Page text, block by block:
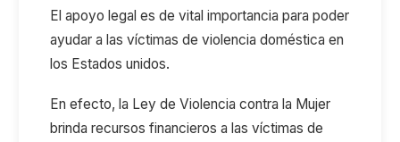
El apoyo legal es de vital importancia para poder
ayudar a las víctimas de violencia doméstica en
los Estados unidos.
En efecto, la Ley de Violencia contra la Mujer
brinda recursos financieros a las víctimas de